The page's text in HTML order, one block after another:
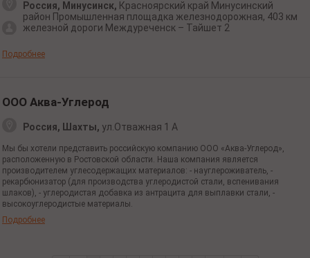
Россия, Минусинск, Красноярский край Минусинский
район Промышленная площадка железнодорожная, 403 км
железной дороги Междуреченск – Тайшет 2
Подробнее
ООО Аква-Углерод
Россия, Шахты, ул.Отважная 1 А
Мы бы хотели представить российскую компанию ООО «Аква-Углерод»,
расположенную в Ростовской области. Наша компания является
производителем углесодержащих материалов: - науглероживатель, -
рекарбюнизатор (для производства углеродистой стали, вспенивания
шлаков), - углеродистая добавка из антрацита для выплавки стали, -
высокоуглеродистые материалы.
Подробнее